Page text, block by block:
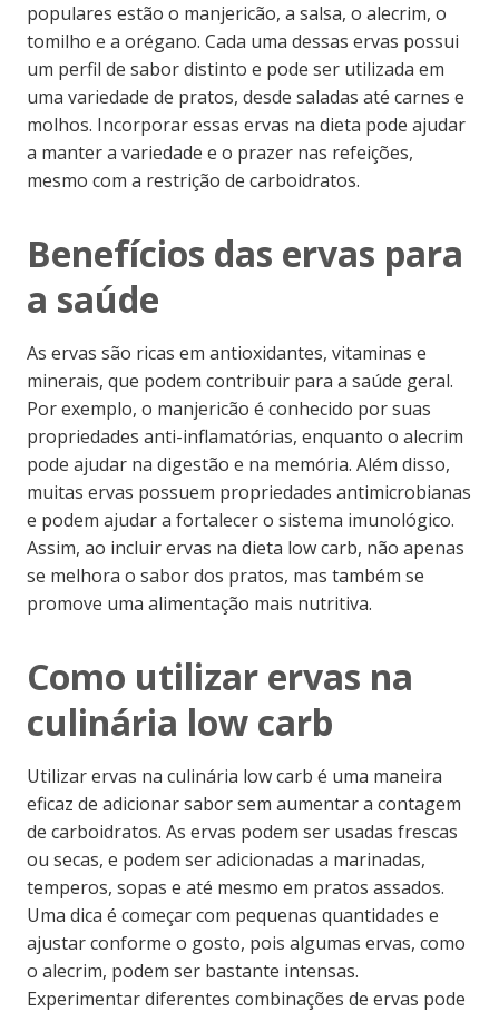
populares estão o manjericão, a salsa, o alecrim, o
tomilho e a orégano. Cada uma dessas ervas possui
um perfil de sabor distinto e pode ser utilizada em
uma variedade de pratos, desde saladas até carnes e
molhos. Incorporar essas ervas na dieta pode ajudar
a manter a variedade e o prazer nas refeições,
mesmo com a restrição de carboidratos.
Benefícios das ervas para
a saúde
As ervas são ricas em antioxidantes, vitaminas e
minerais, que podem contribuir para a saúde geral.
Por exemplo, o manjericão é conhecido por suas
propriedades anti-inflamatórias, enquanto o alecrim
pode ajudar na digestão e na memória. Além disso,
muitas ervas possuem propriedades antimicrobianas
e podem ajudar a fortalecer o sistema imunológico.
Assim, ao incluir ervas na dieta low carb, não apenas
se melhora o sabor dos pratos, mas também se
promove uma alimentação mais nutritiva.
Como utilizar ervas na
culinária low carb
Utilizar ervas na culinária low carb é uma maneira
eficaz de adicionar sabor sem aumentar a contagem
de carboidratos. As ervas podem ser usadas frescas
ou secas, e podem ser adicionadas a marinadas,
temperos, sopas e até mesmo em pratos assados.
Uma dica é começar com pequenas quantidades e
ajustar conforme o gosto, pois algumas ervas, como
o alecrim, podem ser bastante intensas.
Experimentar diferentes combinações de ervas pode